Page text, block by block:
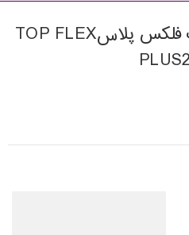
کفش فوتسال جوما تاپ فلکس پلاسTOP FLEX